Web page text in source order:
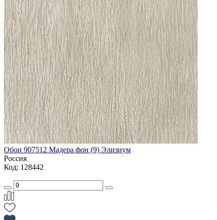
Обои 907512 Мадера фон (9) Элизиум
Россия
Код: 128442